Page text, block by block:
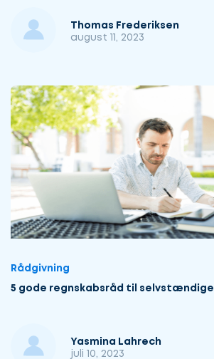
Thomas Frederiksen
august 11, 2023
Rådgivning
5 gode regnskabsråd til selvstændige
Yasmina Lahrech
juli 10, 2023